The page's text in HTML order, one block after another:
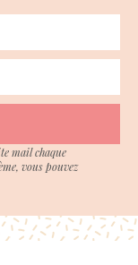
mail chaque
vous pouvez